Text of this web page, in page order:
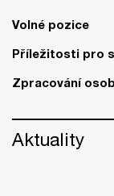
Volné pozice
Příležitosti pro
Zpracování
Aktuality